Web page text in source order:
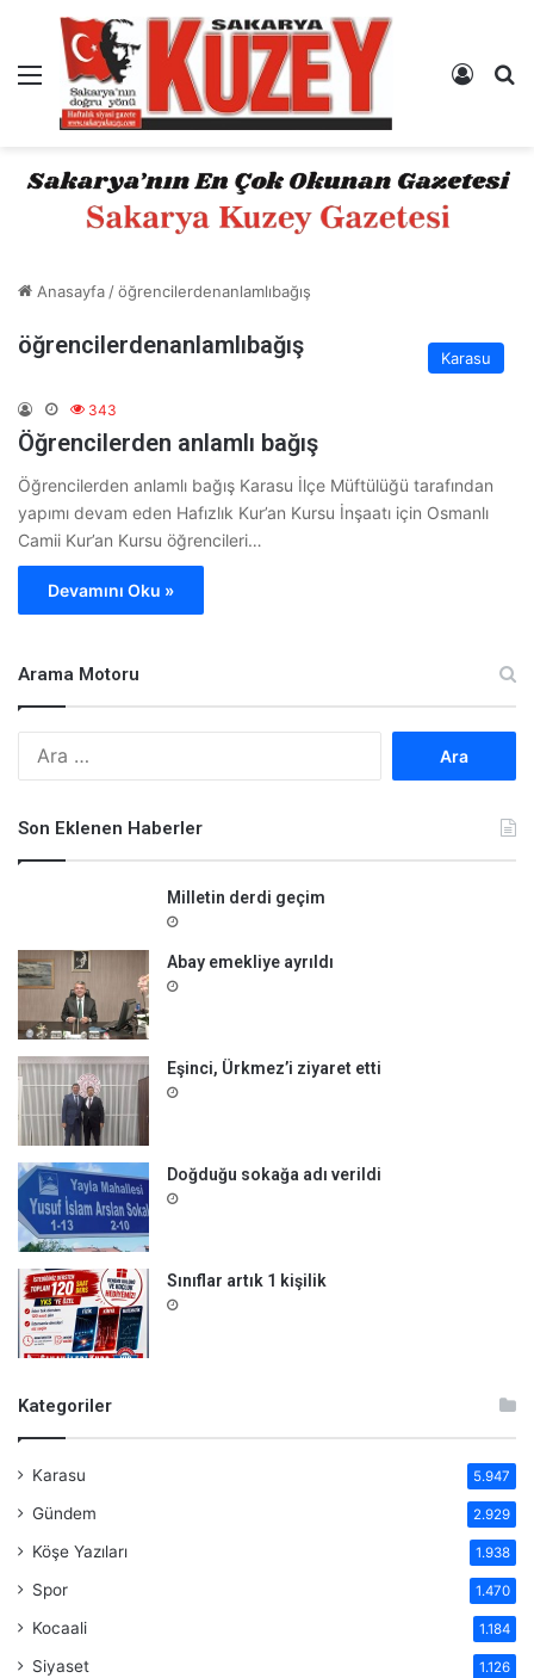
Menü Kayıt
Anasayfa/öğrencilerdenanlamlıbağış
öğrencilerdenanlamlıbağış Karasu
343
Öğrencilerden anlamlı bağış
Öğrencilerden anlamlı bağış Karasu İlçe Müftülüğü tarafından
yapımı devam eden Hafızlık Kur’an Kursu İnşaatı için Osmanlı
Camii Kur’an Kursu öğrencileri…
Devamını Oku »
Arama Motoru
Son Eklenen Haberler
Milletin derdi geçim
Abay emekliye ayrıldı
Eşinci, Ürkmez’i ziyaret etti
Doğduğu sokağa adı verildi
Sınıflar artık 1 kişilik
Kategoriler
Karasu 5.947
Gündem 2.929
Köşe Yazıları 1.938
Spor 1.470
Kocaali 1.184
Siyaset 1.126